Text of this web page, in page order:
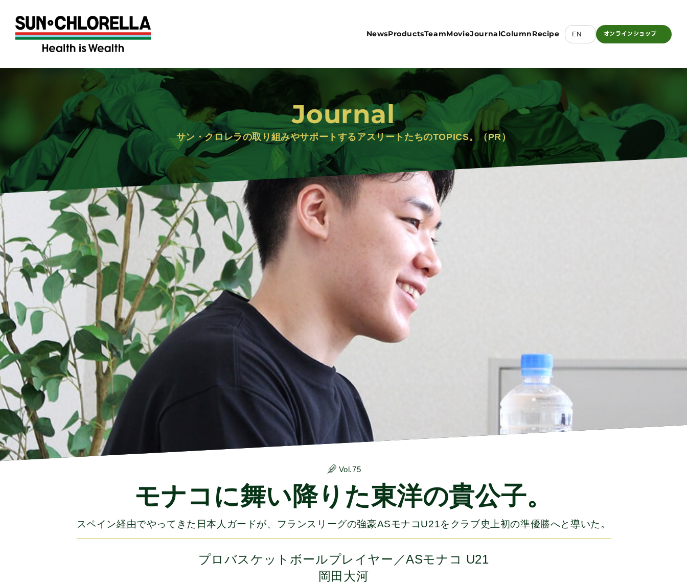
NewsProductsTeamMovieJournalColumnRecipe EN オンラインショップ
Journal
サン・クロレラの取り組みやサポートするアスリートたちのTOPICS。（PR）
Vol.75
モナコに舞い降りた東洋の貴公子。
スペイン経由でやってきた日本人ガードが、フランスリーグの強豪ASモナコU21をクラブ史上初の準優勝へと導いた。
プロバスケットボールプレイヤー／ASモナコ U21
岡田大河